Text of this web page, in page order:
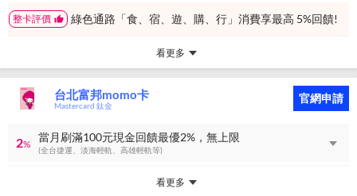
整卡評價 綠色通路「食、宿、遊、購、行」消費享最高 5%回饋!
看更多
台北富邦momo卡
Mastercard 鈦金
官網申請
2%
當月刷滿100元現金回饋最優2%，無上限
(全台捷運、淡海輕軌、高雄輕軌等)
看更多